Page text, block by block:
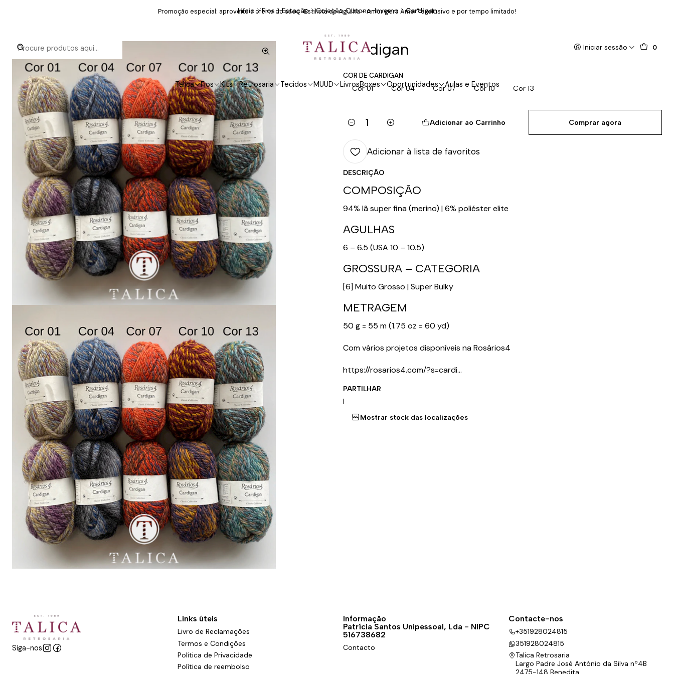
Iniciar sessão 0
Talica Fios Kits Retrosaria Tecidos MUUD LivrosBoxes Oportunidades Aulas e Eventos
Promoção especial: aproveite a oferta do saco "Estilista de Agulha - Amor gera Amor" exclusivo e por tempo limitado!
Início Fios Estação Coleção Outono-Inverno Cardigan
Cardigan
COR DE CARDIGAN
Cor 01 Cor 04 Cor 07 Cor 10 Cor 13
Quantidade
Adicionar ao Carrinho Comprar agora
Adicionar à lista de favoritos
DESCRIÇÃO
COMPOSIÇÃO
94% lã super fina (merino) | 6% poliéster elite
AGULHAS
6 – 6.5 (USA 10 – 10.5)
GROSSURA – CATEGORIA
[6] Muito Grosso | Super Bulky
METRAGEM
50 g = 55 m (1.75 oz = 60 yd)
Com vários projetos disponíveis na Rosários4
https://rosarios4.com/?s=cardi...
PARTILHAR
|
Mostrar stock das localizações
Siga-nos
Links úteis
Livro de Reclamações
Termos e Condições
Política de Privacidade
Política de reembolso
Informação
Patrícia Santos Unipessoal, Lda - NIPC
516738682
Contacto
Contacte-nos
+351928024815
351928024815
Talica Retrosaria
Largo Padre José António da Silva nº4B
2475-148 Benedita